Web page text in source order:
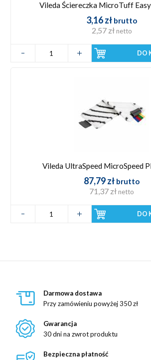
Vileda Ściereczka MicroTuff
3,16 zł brutto
2,57 zł netto
DO
Vileda UltraSpeed MicroSpeed
87,79 zł brutto
71,37 zł netto
DO
Darmowa dostawa
Przy zamówieniu powyżej 350 zł
Gwarancja
30 dni na zwrot produktu
Bezpieczna płatność